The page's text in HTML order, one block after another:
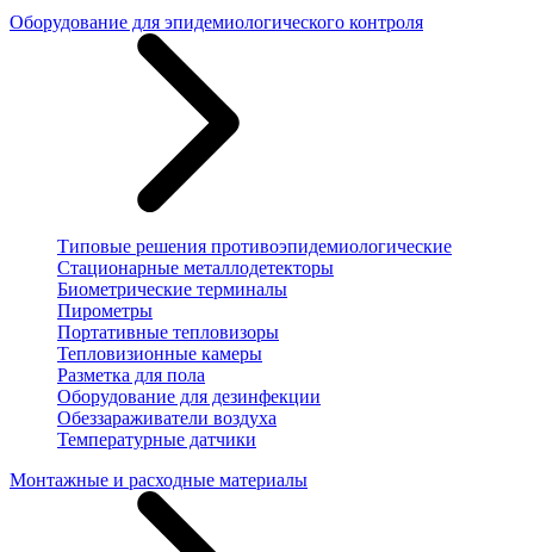
Оборудование для эпидемиологического контроля
Типовые решения противоэпидемиологические
Стационарные металлодетекторы
Биометрические терминалы
Пирометры
Портативные тепловизоры
Тепловизионные камеры
Разметка для пола
Оборудование для дезинфекции
Обеззараживатели воздуха
Температурные датчики
Монтажные и расходные материалы